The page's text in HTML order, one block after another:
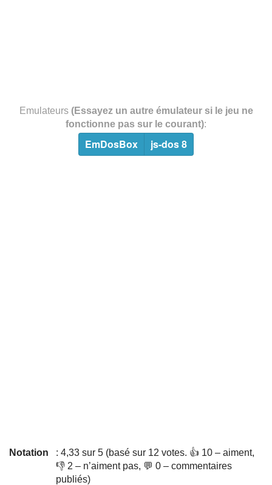
Emulateurs (Essayez un autre émulateur si le jeu ne
fonctionne pas sur le courant):
EmDosBox js-dos 8
Notation
: 4,33 sur 5 (basé sur 12 votes. 👍 10 – aiment,
👎 2 – n’aiment pas, 💬 0 – commentaires
publiés)